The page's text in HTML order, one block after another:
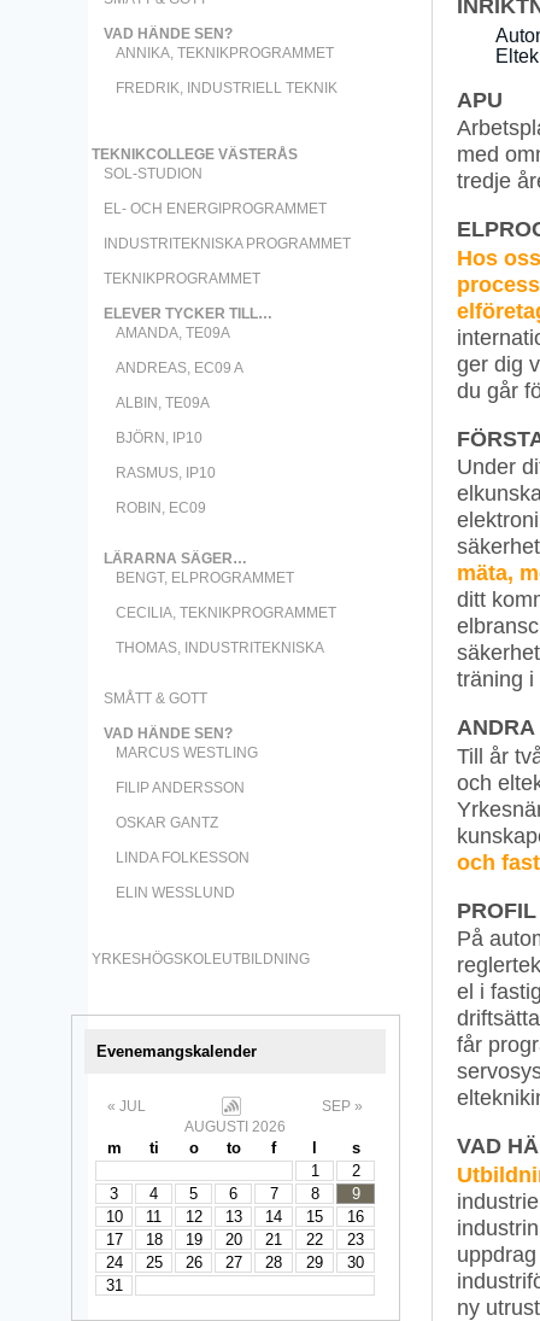
APU
med
tredje
Hos
ger dig
du går
Under
mäta,
ditt
träning i
ANDRA
Till år
och
och
På
el i
får
VAD
ny
VAD HÄNDE SEN?
ANNIKA, TEKNIKPROGRAMMET
FREDRIK, INDUSTRIELL TEKNIK
TEKNIKCOLLEGE VÄSTERÅS
SOL-STUDION
EL- OCH ENERGIPROGRAMMET
INDUSTRITEKNISKA PROGRAMMET
TEKNIKPROGRAMMET
ELEVER TYCKER TILL…
AMANDA, TE09A
ANDREAS, EC09 A
ALBIN, TE09A
BJÖRN, IP10
RASMUS, IP10
ROBIN, EC09
LÄRARNA SÄGER…
BENGT, ELPROGRAMMET
CECILIA, TEKNIKPROGRAMMET
THOMAS, INDUSTRITEKNISKA
SMÅTT & GOTT
VAD HÄNDE SEN?
MARCUS WESTLING
FILIP ANDERSSON
OSKAR GANTZ
LINDA FOLKESSON
ELIN WESSLUND
YRKESHÖGSKOLEUTBILDNING
Evenemangskalender
« JUL
SEP »
AUGUSTI 2026
m ti o to f
s
1
2
3
4 5 6 7 8
9
10
11 12 13 14 15
16
17
18 19 20 21 22
23
24
25 26 27 28 29
30
31